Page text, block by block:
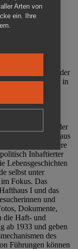
ist ein Ort
und
im Oktober
e. V. (MRZ), der
(1860-2002) in
Zuchthaus
steht die
der
SED-Diktatur.
in der
Unrechts aus
Eine besondere
Inhaftierter
Lebensgeschichten
selbst unter
Fokus. Das
I und das
und
Dokumente,
die Haft- und
ab 1933 und geben
des
Führungen können
Arten von
ein. Ihre